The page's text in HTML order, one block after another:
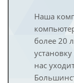
Наша
более 20
нас